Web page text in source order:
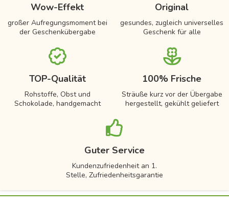
Wow-Effekt
großer Aufregungsmoment bei
der Geschenkübergabe
Original
gesundes, zugleich universelles
Geschenk für alle
TOP-Qualität
Rohstoffe, Obst und
Schokolade, handgemacht
100% Frische
Sträuße kurz vor der Übergabe
hergestellt, gekühlt geliefert
Guter Service
Kundenzufriedenheit an 1.
Stelle, Zufriedenheitsgarantie